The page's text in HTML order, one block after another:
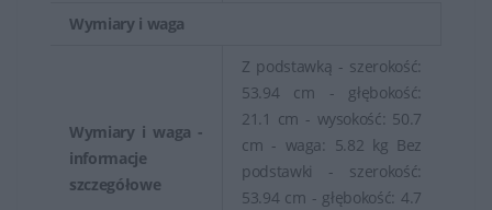
Wymiary i waga
Wymiary i waga -
informacje
szczegółowe
Z podstawką - szerokość:
53.94 cm - głębokość:
21.1 cm - wysokość: 50.7
cm - waga: 5.82 kg Bez
podstawki - szerokość:
53.94 cm - głębokość: 4.7